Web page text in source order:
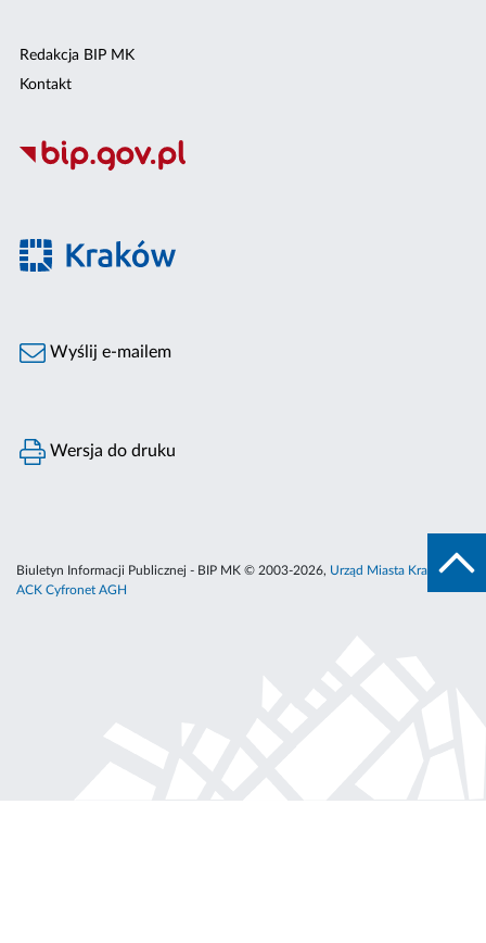
Redakcja BIP MK
Kontakt
Wyślij e-mailem
Wersja do druku
Biuletyn Informacji Publicznej - BIP MK © 2003-2026, Urząd Miasta Krakowa
ACK Cyfronet AGH